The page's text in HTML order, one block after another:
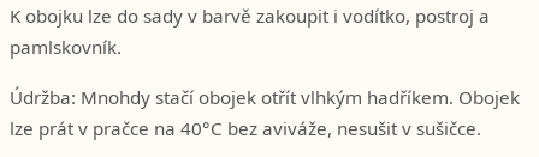
K obojku lze do sady v barvě zakoupit i vodítko, postroj a
pamlskovník.
Údržba: Mnohdy stačí obojek otřít vlhkým hadříkem. Obojek
lze prát v pračce na 40°C bez aviváže, nesušit v sušičce.